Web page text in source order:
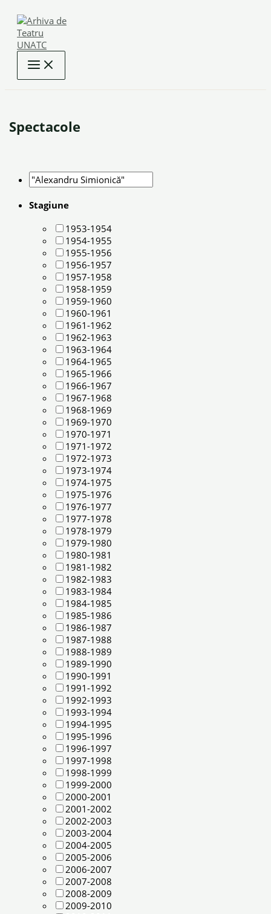
content
Spectacole
Stagiune
1953-1954
1954-1955
1955-1956
1956-1957
1957-1958
1958-1959
1959-1960
1960-1961
1961-1962
1962-1963
1963-1964
1964-1965
1965-1966
1966-1967
1967-1968
1968-1969
1969-1970
1970-1971
1971-1972
1972-1973
1973-1974
1974-1975
1975-1976
1976-1977
1977-1978
1978-1979
1979-1980
1980-1981
1981-1982
1982-1983
1983-1984
1984-1985
1985-1986
1986-1987
1987-1988
1988-1989
1989-1990
1990-1991
1991-1992
1992-1993
1993-1994
1994-1995
1995-1996
1996-1997
1997-1998
1998-1999
1999-2000
2000-2001
2001-2002
2002-2003
2003-2004
2004-2005
2005-2006
2006-2007
2007-2008
2008-2009
2009-2010